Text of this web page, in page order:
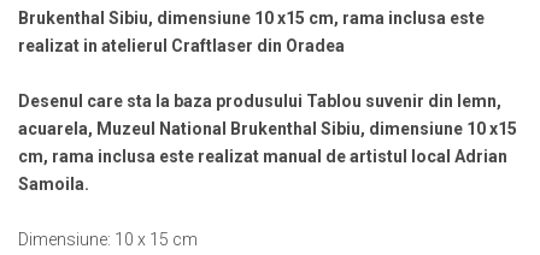
Muzeul National de Istorie a Romaniei
Muzeul Unirii Iasi
Brasov
Bucuresti
Cluj Napoca
Iasi
Suport pahare suvenir
Suport pahare suvenir din lemn
Tablou suvenir
Tablouri acuarela
Tablouri gravate
Colectia "Belle Epoque"
Brukenthal Sibiu, dimensiune 10 x15 cm, rama inclusa este
realizat in atelierul Craftlaser din Oradea
Desenul care sta la baza produsului Tablou suvenir din lemn,
acuarela, Muzeul National Brukenthal Sibiu, dimensiune 10 x15
cm, rama inclusa este realizat manual de artistul local Adrian
Samoila.
Dimensiune: 10 x 15 cm